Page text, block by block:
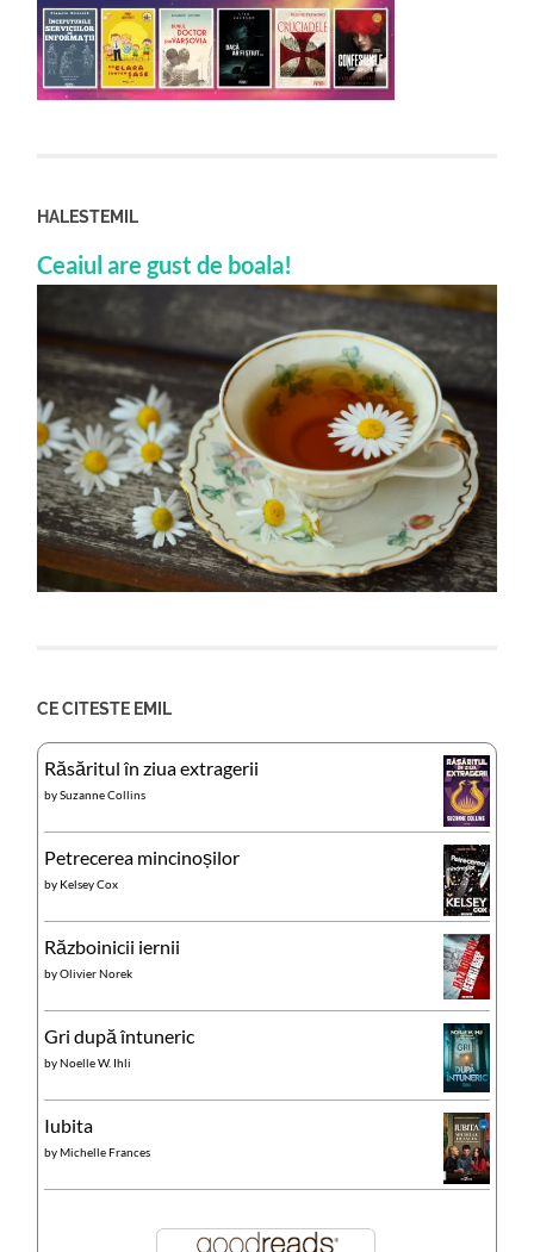
HALESTEMIL
Ceaiul are gust de boala!
CE CITESTE EMIL
Răsăritul în ziua extragerii
bySuzanne Collins
Petrecerea mincinoșilor
by Kelsey Cox
Războinicii iernii
byOlivier Norek
Gri după întuneric
byNoelle W. Ihli
Iubita
byMichelle Frances